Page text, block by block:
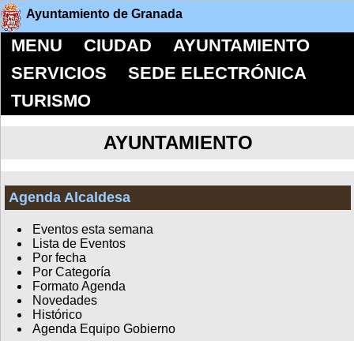
Ayuntamiento de Granada
MENU CIUDAD
AYUNTAMIENTO
SERVICIOS
SEDE ELECTRÓNICA
TURISMO
AYUNTAMIENTO
Agenda Alcaldesa
Eventos esta semana
Lista de Eventos
Por fecha
Por Categoría
Formato Agenda
Novedades
Histórico
Agenda Equipo Gobierno